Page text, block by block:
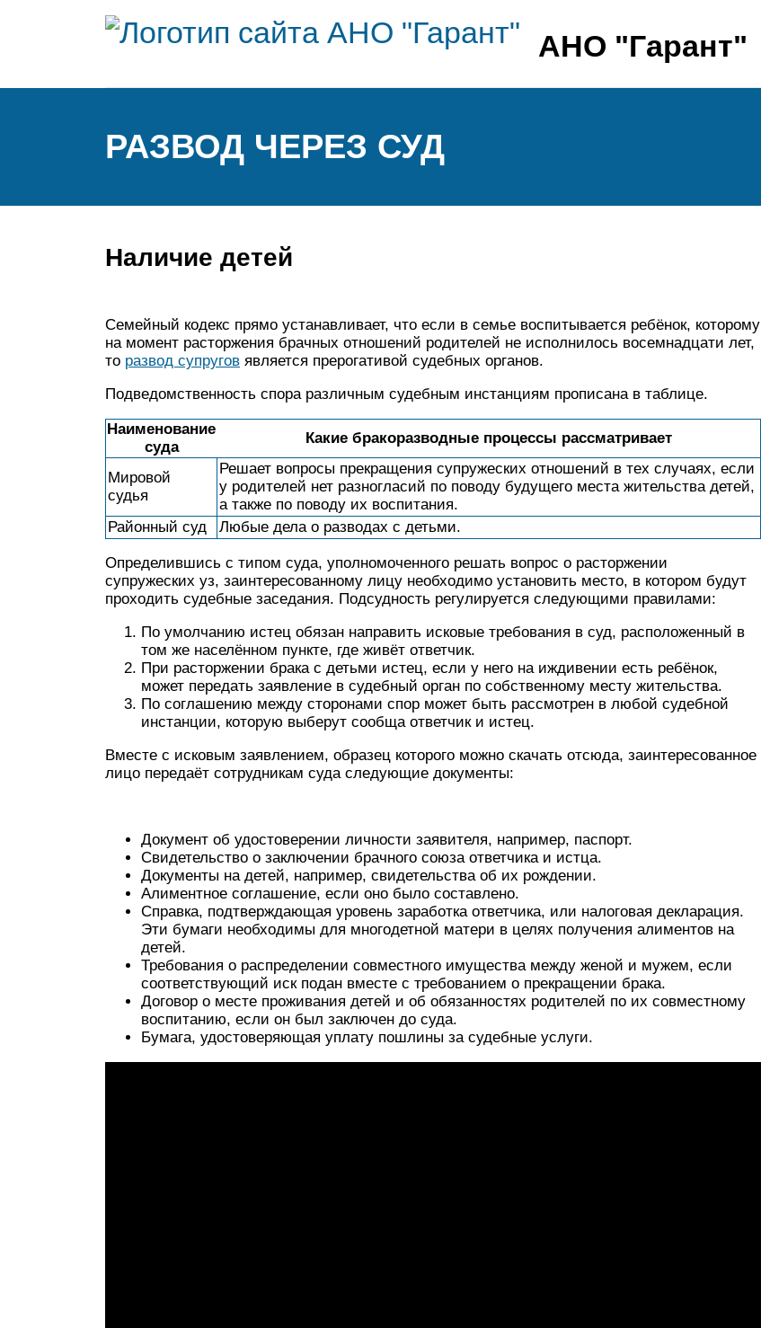
АНО "Гарант"
РАЗВОД ЧЕРЕЗ СУД
Наличие детей
Семейный кодекс прямо устанавливает, что если в семье воспитывается ребёнок, которому
на момент расторжения брачных отношений родителей не исполнилось восемнадцати лет,
то развод супругов является прерогативой судебных органов.
Подведомственность спора различным судебным инстанциям прописана в таблице.
Наименование
суда
Какие бракоразводные процессы рассматривает
Мировой
судья
Решает вопросы прекращения супружеских отношений в тех случаях, если
у родителей нет разногласий по поводу будущего места жительства детей,
а также по поводу их воспитания.
Районный суд
Любые дела о разводах с детьми.
Определившись с типом суда, уполномоченного решать вопрос о расторжении
супружеских уз, заинтересованному лицу необходимо установить место, в котором будут
проходить судебные заседания. Подсудность регулируется следующими правилами:
По умолчанию истец обязан направить исковые требования в суд, расположенный в
том же населённом пункте, где живёт ответчик.
При расторжении брака с детьми истец, если у него на иждивении есть ребёнок,
может передать заявление в судебный орган по собственному месту жительства.
По соглашению между сторонами спор может быть рассмотрен в любой судебной
инстанции, которую выберут сообща ответчик и истец.
Вместе с исковым заявлением, образец которого можно скачать отсюда, заинтересованное
лицо передаёт сотрудникам суда следующие документы:
Документ об удостоверении личности заявителя, например, паспорт.
Свидетельство о заключении брачного союза ответчика и истца.
Документы на детей, например, свидетельства об их рождении.
Алиментное соглашение, если оно было составлено.
Справка, подтверждающая уровень заработка ответчика, или налоговая декларация.
Эти бумаги необходимы для многодетной матери в целях получения алиментов на
детей.
Требования о распределении совместного имущества между женой и мужем, если
соответствующий иск подан вместе с требованием о прекращении брака.
Договор о месте проживания детей и об обязанностях родителей по их совместному
воспитанию, если он был заключен до суда.
Бумага, удостоверяющая уплату пошлины за судебные услуги.